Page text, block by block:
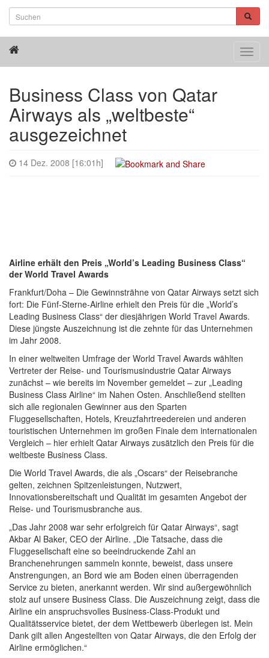
Business Class von Qatar
Airways als „weltbeste“
ausgezeichnet
14 Dez. 2008 [16:01h]
Airline erhält den Preis „World’s Leading Business Class“
der World Travel Awards
Frankfurt/Doha – Die Gewinnsträhne von Qatar Airways setzt sich
fort: Die Fünf-Sterne-Airline erhielt den Preis für die „World’s
Leading Business Class“ der diesjährigen World Travel Awards.
Diese jüngste Auszeichnung ist die zehnte für das Unternehmen
im Jahr 2008.
In einer weltweiten Umfrage der World Travel Awards wählten
Vertreter der Reise- und Tourismusindustrie Qatar Airways
zunächst – wie bereits im November gemeldet – zur „Leading
Business Class Airline“ im Nahen Osten. Anschließend stellten
sich alle regionalen Gewinner aus den Sparten
Fluggesellschaften, Hotels, Kreuzfahrtreedereien und anderen
touristischen Unternehmen im großen Finale dem internationalen
Vergleich – hier erhielt Qatar Airways zusätzlich den Preis für die
weltbeste Business Class.
Die World Travel Awards, die als „Oscars“ der Reisebranche
gelten, zeichnen Spitzenleistungen, Nutzwert,
Innovationsbereitschaft und Qualität im gesamten Angebot der
Reise- und Tourismusbranche aus.
„Das Jahr 2008 war sehr erfolgreich für Qatar Airways“, sagt
Akbar Al Baker, CEO der Airline. „Die Tatsache, dass die
Fluggesellschaft eine so beeindruckende Zahl an
Branchenehrungen sammeln konnte, beweist, dass unsere
Anstrengungen, an Bord wie am Boden einen überragenden
Service zu bieten, anerkannt werden. Wir sind außergewöhnlich
stolz auf unsere Business Class. Die Auszeichnung zeigt, dass die
Airline ein anspruchsvolles Business-Class-Produkt und
Qualitätsservice bietet, der dem Wettbewerb überlegen ist. Mein
Dank gilt allen Angestellten von Qatar Airways, die den Erfolg der
Airline ermöglichen.“